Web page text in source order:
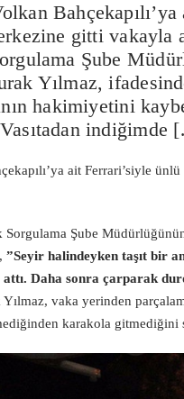
gitti vakayla
Şube
Yılmaz,
hakimiyetini
ait Ferrari’siyle
Sorgulama Şube
”Seyir halindeyken taşıt bir
Daha sonra çarparak
vaka yerinden
karakola